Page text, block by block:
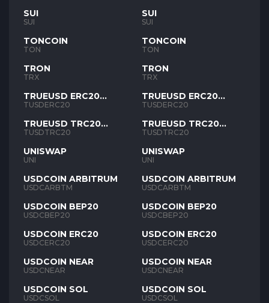
SUI
SUI
TONCOIN
TON
TRON
TRX
TRUEUSD ERC20
TUSD
TUSDERC20
TRUEUSD TRC20
TUSD
TUSDTRC20
UNISWAP
UNI
USDCOIN ARBITRUM
USDCARBTM
USDCOIN BEP20
USDCBEP20
USDCOIN ERC20
USDCERC20
USDCOIN NEAR
USDCNEAR
USDCOIN SOL
USDCSOL
SUI
SUI
TONCOIN
TON
TRON
TRX
TRUEUSD ERC20
TUSD
TUSDERC20
TRUEUSD TRC20
TUSD
TUSDTRC20
UNISWAP
UNI
USDCOIN ARBITRUM
USDCARBTM
USDCOIN BEP20
USDCBEP20
USDCOIN ERC20
USDCERC20
USDCOIN NEAR
USDCNEAR
USDCOIN SOL
USDCSOL